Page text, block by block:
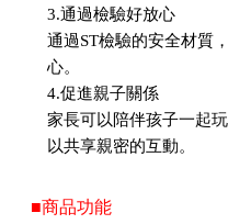
3.通過檢驗好放心
通過ST檢驗的安全材質
心。
4.促進親子關係
家長可以陪伴孩子一起
以共享親密的互動。
■商品功能